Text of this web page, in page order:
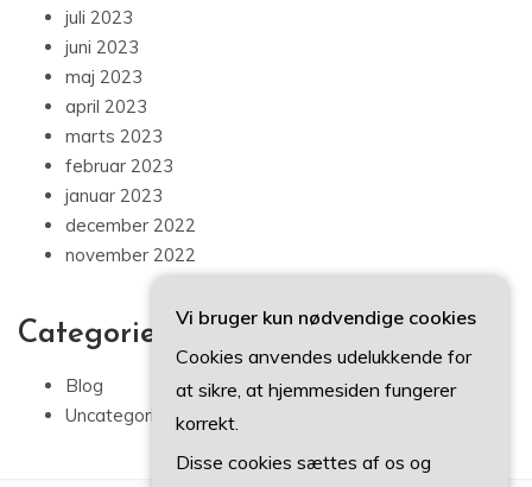
juli 2023
juni 2023
maj 2023
april 2023
marts 2023
februar 2023
januar 2023
december 2022
november 2022
Categories
Blog
Uncategorized
Vi bruger kun nødvendige cookies
Cookies anvendes udelukkende for
at sikre, at hjemmesiden fungerer
korrekt.
Disse cookies sættes af os og